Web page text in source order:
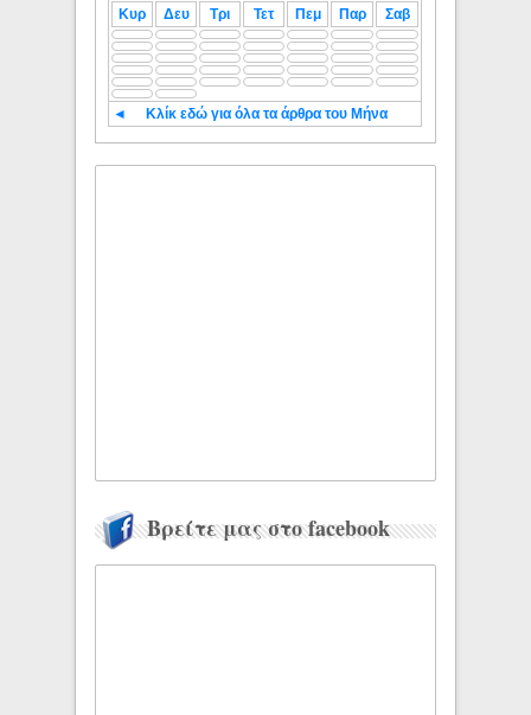
Κυρ Δευ Τρι Τετ Πεμ Παρ Σαβ
◄ Κλίκ εδώ για όλα τα άρθρα του Μήνα
Βρείτε μας στο facebook